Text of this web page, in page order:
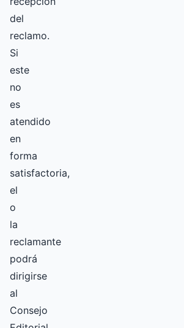
del
reclamo.
Si
este
no
es
atendido
en
forma
satisfactoria,
el
o
la
reclamante
podrá
dirigirse
al
Consejo